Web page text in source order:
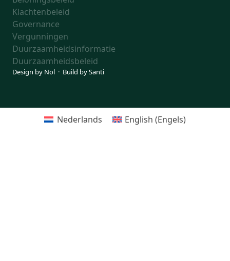
Klachtenbeleid
Governance
Vergunningen
Duurzaamheidsinformatie
Duurzaamheidsbeleid
Design by Nol · Build bySanti
Nederlands English (Engels)